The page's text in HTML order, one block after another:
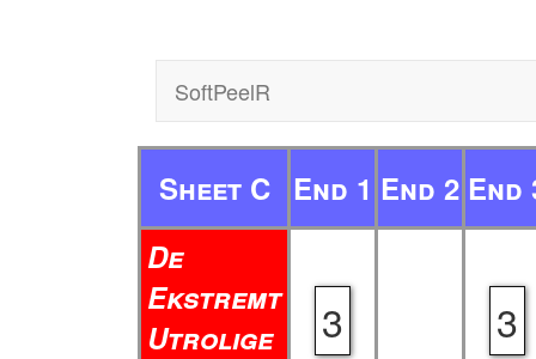
SoftPeelR
Sheet C End 1 End 2 End
De
Ekstremt
Utrolige
3 3